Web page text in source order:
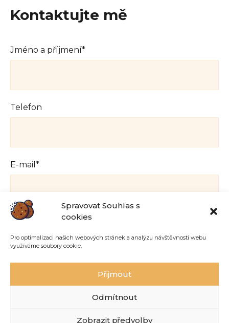
Spravovat Souhlas s
cookies
Pro optimalizaci našich webových stránek a analýzu návštěvnosti webu
využíváme soubory cookie.
Přijmout
Odmítnout
Zobrazit předvolby
Kontaktujte mě
Jméno a příjmení*
Telefon
E-mail*
Jak vám mohu pomoci?*